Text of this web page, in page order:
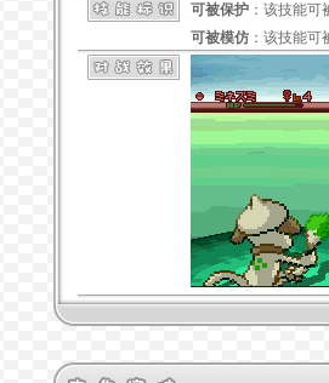
可被保护 ：该技能可
可被模仿 ：该技能可